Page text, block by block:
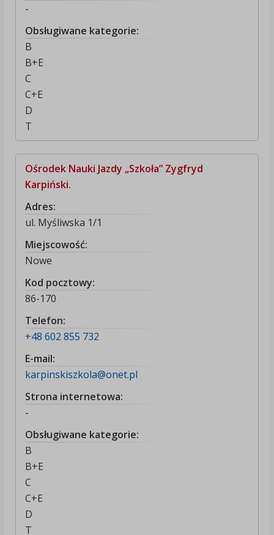
-
Obsługiwane kategorie:
B
B+E
C
C+E
D
T
Ośrodek Nauki Jazdy „Szkoła” Zygfryd
Karpiński.
Adres:
ul. Myśliwska 1/1
Miejscowość:
Nowe
Kod pocztowy:
86-170
Telefon:
+48 602 855 732
E-mail:
karpinskiszkola@onet.pl
Strona internetowa:
-
Obsługiwane kategorie:
B
B+E
C
C+E
D
T